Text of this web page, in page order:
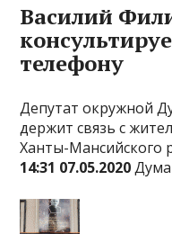
Василий
телефону
Депутат окружной
держит связь с
Ханты-Мансийского
14:31 07.05.2020